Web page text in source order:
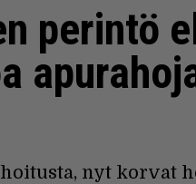
perintö
nyt korvat